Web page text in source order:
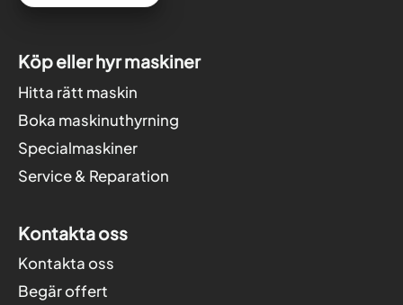
Köp eller hyr maskiner
Hitta rätt maskin
Boka maskinuthyrning
Specialmaskiner
Service & Reparation
Kontakta oss
Kontakta oss
Begär offert